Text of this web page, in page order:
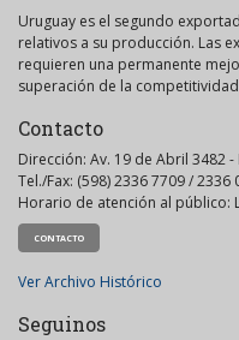
Uruguay es el segundo
relativos a su producción. Las
requieren una permanente
superación de la
Contacto
Dirección: Av. 19 de Abril 3482
Tel./Fax: (598) 2336 7709 / 2336
Horario de atención al público:
CONTACTO
Ver Archivo Histórico
Seguinos